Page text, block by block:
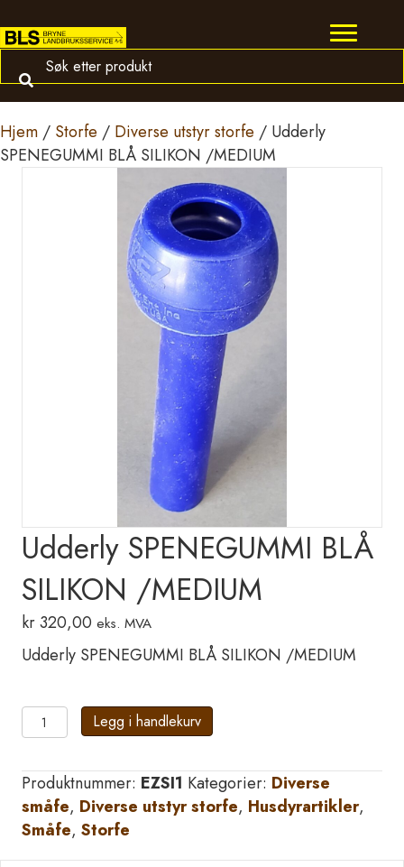
Hjem / Storfe / Diverse utstyr storfe / Udderly
SPENEGUMMI BLÅ SILIKON /MEDIUM
Udderly SPENEGUMMI BLÅ
SILIKON /MEDIUM
kr320,00 eks. MVA
Udderly SPENEGUMMI BLÅ SILIKON /MEDIUM
Udderly
SPENEGUMMI
SILIKON
/MEDIUM
antall
Legg i handlekurv
Produktnummer: EZSI1 Kategorier: Diverse
småfe, Diverse utstyr storfe, Husdyrartikler,
Småfe, Storfe